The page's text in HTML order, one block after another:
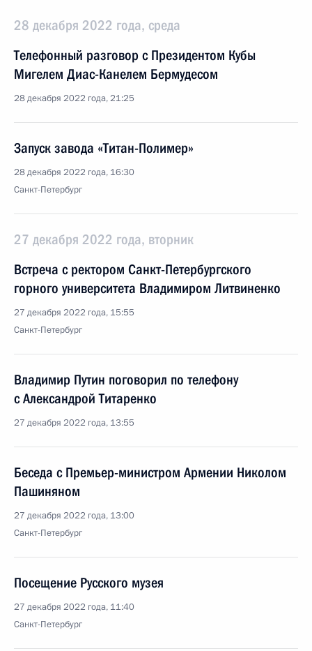
28 декабря 2022 года, среда
Телефонный разговор с Президентом Кубы
Мигелем Диас-Канелем Бермудесом
28 декабря 2022 года, 21:25
Запуск завода «Титан-Полимер»
28 декабря 2022 года, 16:30
Санкт-Петербург
27 декабря 2022 года, вторник
Встреча с ректором Санкт-Петербургского
горного университета Владимиром Литвиненко
27 декабря 2022 года, 15:55
Санкт-Петербург
Владимир Путин поговорил по телефону
с Александрой Титаренко
27 декабря 2022 года, 13:55
Беседа с Премьер-министром Армении Николом
Пашиняном
27 декабря 2022 года, 13:00
Санкт-Петербург
Посещение Русского музея
27 декабря 2022 года, 11:40
Санкт-Петербург